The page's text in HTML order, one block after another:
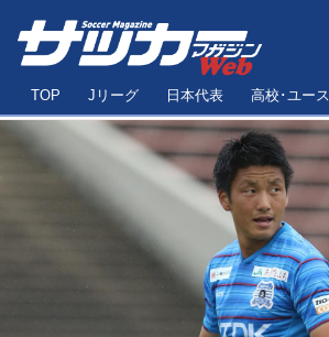
TOP Jリーグ 日本代表 高校･ユース